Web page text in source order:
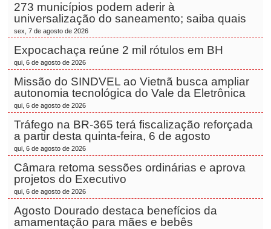
273 municípios podem aderir à
universalização do saneamento; saiba quais
sex, 7 de agosto de 2026
Expocachaça reúne 2 mil rótulos em BH
qui, 6 de agosto de 2026
Missão do SINDVEL ao Vietnã busca ampliar
autonomia tecnológica do Vale da Eletrônica
qui, 6 de agosto de 2026
Tráfego na BR-365 terá fiscalização reforçada
a partir desta quinta-feira, 6 de agosto
qui, 6 de agosto de 2026
Câmara retoma sessões ordinárias e aprova
projetos do Executivo
qui, 6 de agosto de 2026
Agosto Dourado destaca benefícios da
amamentação para mães e bebês